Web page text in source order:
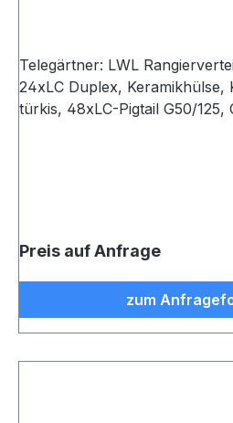
Telegärtner: LWL Rangierverteiler
24xLC Duplex, Keramikhülse,
türkis, 48xLC-Pigtail G50/125,
Preis auf Anfrage
zum